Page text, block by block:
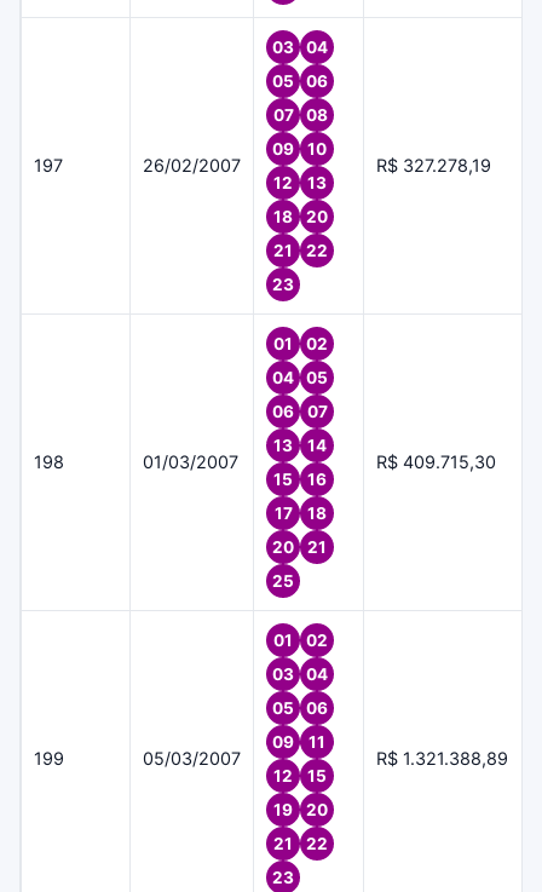
197 26/02/2007
03
04
05
06
07
08
09
10
12
13
18
20
21
22
23
R$ 327.278,19
198 01/03/2007
01
02
04
05
06
07
13
14
15
16
17
18
20
21
25
R$ 409.715,30
199 05/03/2007
01
02
03
04
05
06
09
11
12
15
19
20
21
22
23
R$ 1.321.388,89